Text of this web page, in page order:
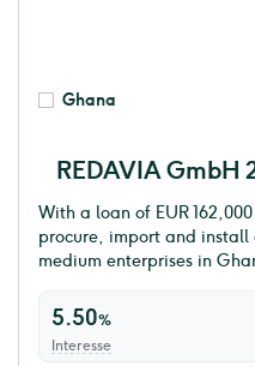
Ghana
REDAVIA GmbH
With a loan of EUR
procure, import and install
medium enterprises in
5.50%
Interesse